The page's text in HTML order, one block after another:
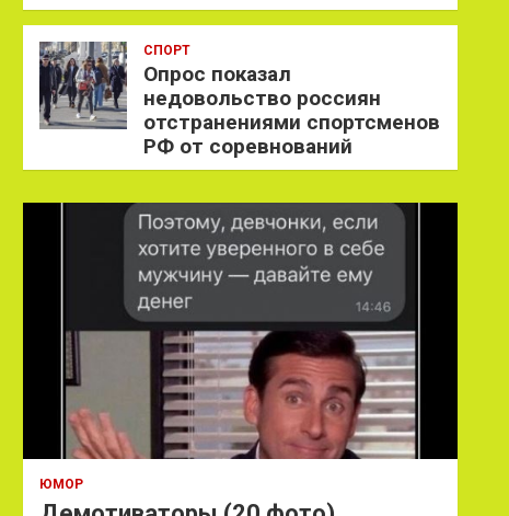
СПОРТ
Опрос показал
недовольство россиян
отстранениями спортсменов
РФ от соревнований
ЮМОР